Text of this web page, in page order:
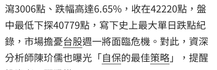
瀉3006點、跌幅高達6.65%，收在42220點，盤
中最低下探40779點，寫下史上最大單日跌點紀
錄，市場擔憂台股週一將面臨危機。對此，資深
分析師陳玠儒也曝光「自保的最佳策略」，提醒